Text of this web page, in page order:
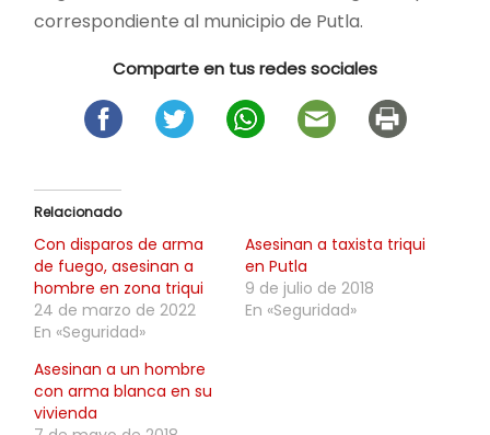
correspondiente al municipio de Putla.
Comparte en tus redes sociales
Relacionado
Con disparos de arma
de fuego, asesinan a
hombre en zona triqui
24 de marzo de 2022
En «Seguridad»
Asesinan a taxista triqui
en Putla
9 de julio de 2018
En «Seguridad»
Asesinan a un hombre
con arma blanca en su
vivienda